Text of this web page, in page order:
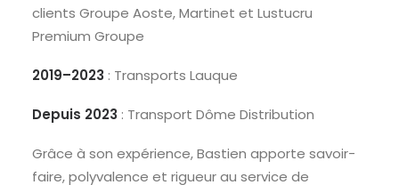
clients Groupe Aoste, Martinet et Lustucru
Premium Groupe
2019–2023 : Transports Lauque
Depuis 2023 : Transport Dôme Distribution
Grâce à son expérience, Bastien apporte savoir-
faire, polyvalence et rigueur au service de